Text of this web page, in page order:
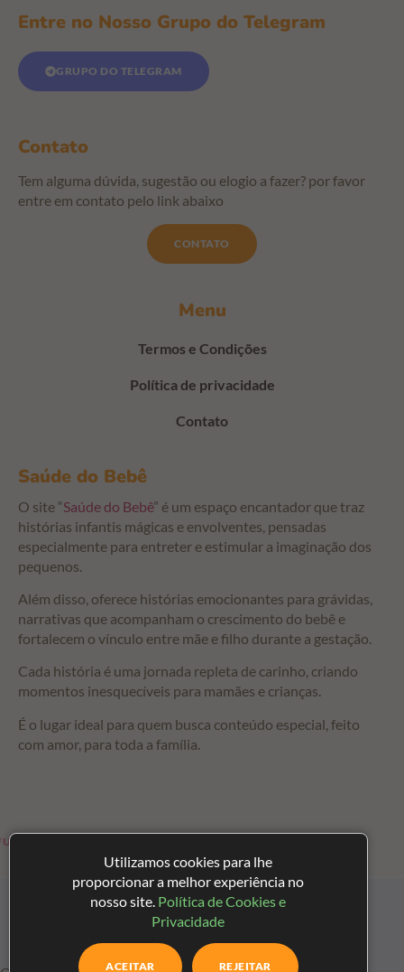
Saúde do Bebê
O site “Saúde do Bebê” é um espaço encantador que traz
histórias infantis mágicas e envolventes, pensadas
especialmente para entreter e estimular a imaginação dos
pequenos.
Além disso, oferece histórias emocionantes para grávidas,
narrativas que acompanham o crescimento do bebê e
fortalecem o vínculo entre mãe e filho durante a gestação.
Cada história é uma jornada repleta de carinho, criando
momentos inesquecíveis para mamães e crianças.
É o lugar ideal para quem busca conteúdo especial, feito
com amor, para toda a família.
Menu
Termos e Condições
Política de privacidade
Contato
Entre no Nosso Grupo do Telegram
GRUPO DO TELEGRAM
Contato
Tem alguma dúvida, sugestão ou elogio a fazer? por favor
entre em contato pelo link abaixo
CONTATO
Utilizamos cookies para lhe
proporcionar a melhor experiência no
nosso site. Política de Cookies e
Privacidade
ACEITAR REJEITAR